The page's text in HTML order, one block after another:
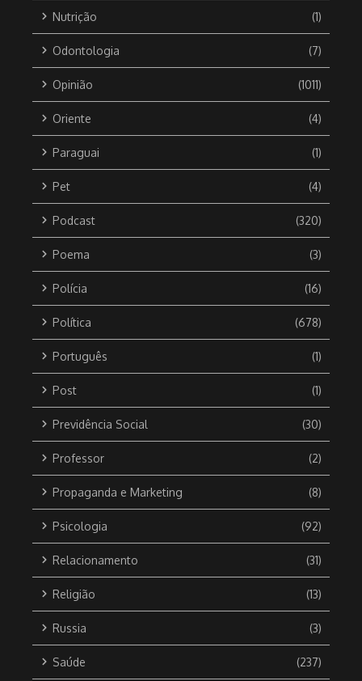
Nutrição (1)
Odontologia (7)
Opinião (1011)
Oriente (4)
Paraguai (1)
Pet (4)
Podcast (320)
Poema (3)
Polícia (16)
Política (678)
Português (1)
Post (1)
Previdência Social (30)
Professor (2)
Propaganda e Marketing (8)
Psicologia (92)
Relacionamento (31)
Religião (13)
Russia (3)
Saúde (237)